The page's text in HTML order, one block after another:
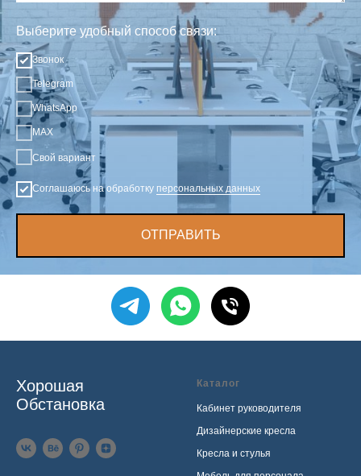
Выберите удобный способ связи:
Звонок
Telegram
WhatsApp
MAX
Свой вариант
Соглашаюсь на обработку персональных данных
ОТПРАВИТЬ
Хорошая
Обстановка
Каталог
Кабинет руководителя
Дизайнерские кресла
Кресла и стулья